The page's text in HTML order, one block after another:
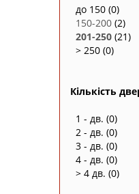
до 150 (0)
150-200 (2)
201-250 (21)
> 250 (0)
Кількість
1 - дв. (0)
2 - дв. (0)
3 - дв. (0)
4 - дв. (0)
> 4 дв. (0)